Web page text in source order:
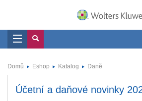
Domů Eshop Katalog Daně
Účetní a daňové novinky